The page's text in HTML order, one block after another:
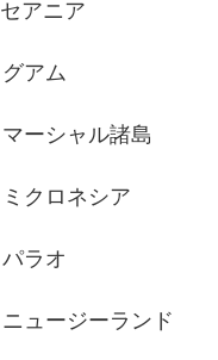
アニア
グアム
マーシャル諸島
ミクロネシア
パラオ
ニュージーランド